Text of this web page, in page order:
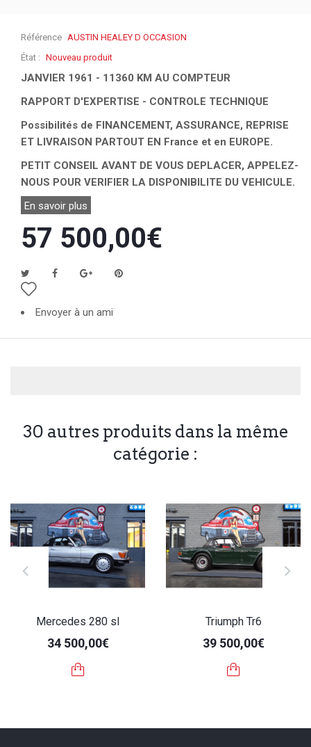
Référence AUSTIN HEALEY D OCCASION
État : Nouveau produit
JANVIER 1961 - 11360 KM AU COMPTEUR
RAPPORT D'EXPERTISE - CONTROLE TECHNIQUE
Possibilités de FINANCEMENT, ASSURANCE, REPRISE
ET LIVRAISON PARTOUT EN France et en EUROPE.
PETIT CONSEIL AVANT DE VOUS DEPLACER, APPELEZ-
NOUS POUR VERIFIER LA DISPONIBILITE DU VEHICULE.
En savoir plus
57 500,00€
Envoyer à un ami
30 autres produits dans la même
catégorie :
Mercedes 280 sl
34 500,00€
Triumph Tr6
39 500,00€